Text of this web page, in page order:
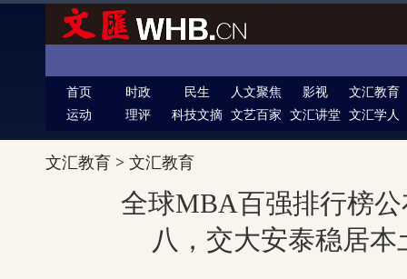
首页 时政 民生 人文聚焦 影视
文汇教育
运动
理评 科技文摘 文艺百家 文汇讲堂 文汇学人
文汇教育 > 文汇教育
全球MBA百强排行榜
八，交大安泰稳居